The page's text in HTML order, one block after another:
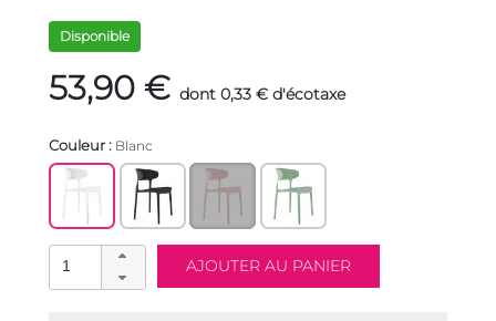
Disponible
53,90 € dont 0,33 € d'écotaxe
Couleur : Blanc